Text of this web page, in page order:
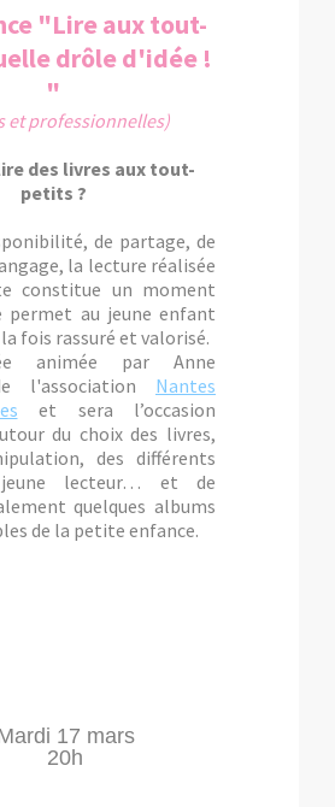
"Lire aux tout-
drôle d'idée !
"
et professionnelles)
des livres aux tout-
petits ?
de partage, de
la lecture réalisée
constitue un moment
permet au jeune enfant
fois rassuré et valorisé.
animée par Anne
l'association Nantes
et sera l’occasion
du choix des livres,
des différents
lecteur… et de
quelques albums
de la petite enfance.
17 mars
20h